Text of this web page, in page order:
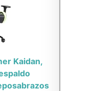
Kaidan,